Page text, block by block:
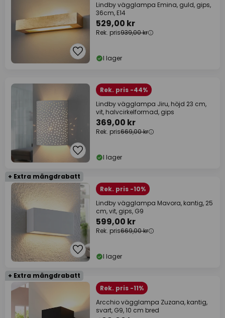
Lindby vägglampa Emina, guld, gips,
36cm, E14
529,00 kr
Rek. pris939,00 kr
I lager
Rek. pris -44%
Lindby vägglampa Jiru, höjd 23 cm,
vit, halvcirkelformad, gips
369,00 kr
Rek. pris669,00 kr
I lager
+ Extra mängdrabatt
Rek. pris -10%
Lindby vägglampa Mavora, kantig, 25
cm, vit, gips, G9
599,00 kr
Rek. pris669,00 kr
I lager
+ Extra mängdrabatt
Rek. pris -11%
Arcchio vägglampa Zuzana, kantig,
svart, G9, 10 cm bred